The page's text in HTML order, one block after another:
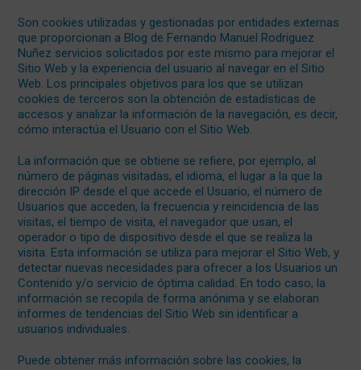
Son cookies utilizadas y gestionadas por entidades externas
que proporcionan a Blog de Fernando Manuel Rodriguez
Nuñez servicios solicitados por este mismo para mejorar el
Sitio Web y la experiencia del usuario al navegar en el Sitio
Web. Los principales objetivos para los que se utilizan
cookies de terceros son la obtención de estadísticas de
accesos y analizar la información de la navegación, es decir,
cómo interactúa el Usuario con el Sitio Web.
La información que se obtiene se refiere, por ejemplo, al
número de páginas visitadas, el idioma, el lugar a la que la
dirección IP desde el que accede el Usuario, el número de
Usuarios que acceden, la frecuencia y reincidencia de las
visitas, el tiempo de visita, el navegador que usan, el
operador o tipo de dispositivo desde el que se realiza la
visita. Esta información se utiliza para mejorar el Sitio Web, y
detectar nuevas necesidades para ofrecer a los Usuarios un
Contenido y/o servicio de óptima calidad. En todo caso, la
información se recopila de forma anónima y se elaboran
informes de tendencias del Sitio Web sin identificar a
usuarios individuales.
Puede obtener más información sobre las cookies, la